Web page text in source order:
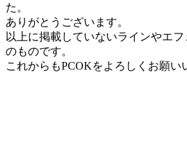
た。
ありがとうございます。
以上に掲載していないラインやエ
のものです。
これからもPCOKをよろしくお願い